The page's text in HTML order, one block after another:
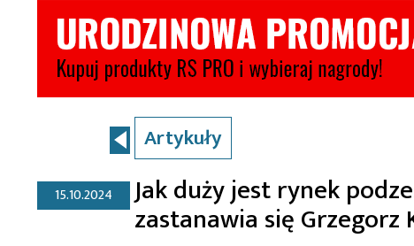
Artykuły
15.10.2024 Jak duży jest rynek
zastanawia się Grzegorz